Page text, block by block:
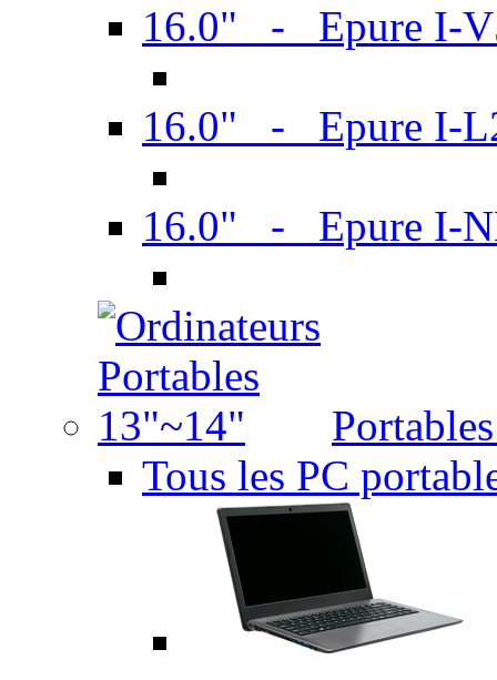
16.0" - Epure I-
16.0" - Epure I-
16.0" - Epure I-
Tous les PC